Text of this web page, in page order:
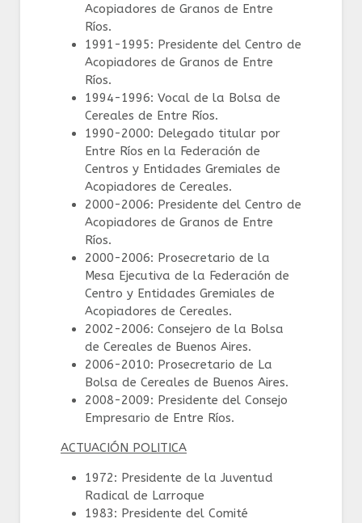
Acopiadores de Granos de Entre
Ríos.
1991-1995: Presidente del Centro de
Acopiadores de Granos de Entre
Ríos.
1994-1996: Vocal de la Bolsa de
Cereales de Entre Ríos.
1990-2000: Delegado titular por
Entre Ríos en la Federación de
Centros y Entidades Gremiales de
Acopiadores de Cereales.
2000-2006: Presidente del Centro de
Acopiadores de Granos de Entre
Ríos.
2000-2006: Prosecretario de la
Mesa Ejecutiva de la Federación de
Centro y Entidades Gremiales de
Acopiadores de Cereales.
2002-2006: Consejero de la Bolsa
de Cereales de Buenos Aires.
2006-2010: Prosecretario de La
Bolsa de Cereales de Buenos Aires.
2008-2009: Presidente del Consejo
Empresario de Entre Ríos.
ACTUACIÓN POLITICA
1972: Presidente de la Juventud
Radical de Larroque
1983: Presidente del Comité